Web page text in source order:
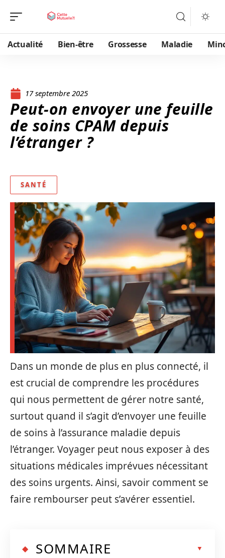
Actualité Bien-être Grossesse Maladie
17 septembre 2025
Peut-on envoyer une feuille
de soins CPAM depuis
l’étranger ?
SANTÉ
Dans un monde de plus en plus connecté, il
est crucial de comprendre les procédures
qui nous permettent de gérer notre santé,
surtout quand il s’agit d’envoyer une feuille
de soins à l’assurance maladie depuis
l’étranger. Voyager peut nous exposer à des
situations médicales imprévues nécessitant
des soins urgents. Ainsi, savoir comment se
faire rembourser peut s’avérer essentiel.
SOMMAIRE